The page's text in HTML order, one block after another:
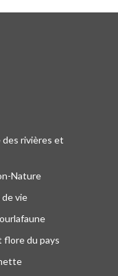
des rivières et
Nature
de vie
flore du pays